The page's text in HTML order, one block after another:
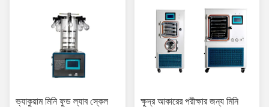
ভ্যাকুয়াম মিনি ফুড ল্যাব স্কেল
ক্ষুদ্র আকারের পরীক্ষার জন্য মিনি